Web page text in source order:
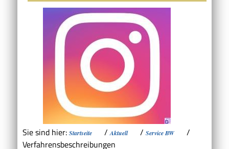
Sie sind hier: Startseite /Aktuell / Service BW
/
Verfahrensbeschreibungen